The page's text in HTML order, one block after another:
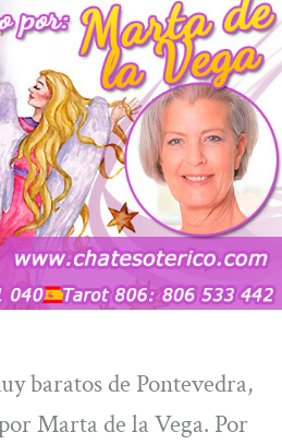
baratos de Pontevedra,
Marta de la Vega. Por